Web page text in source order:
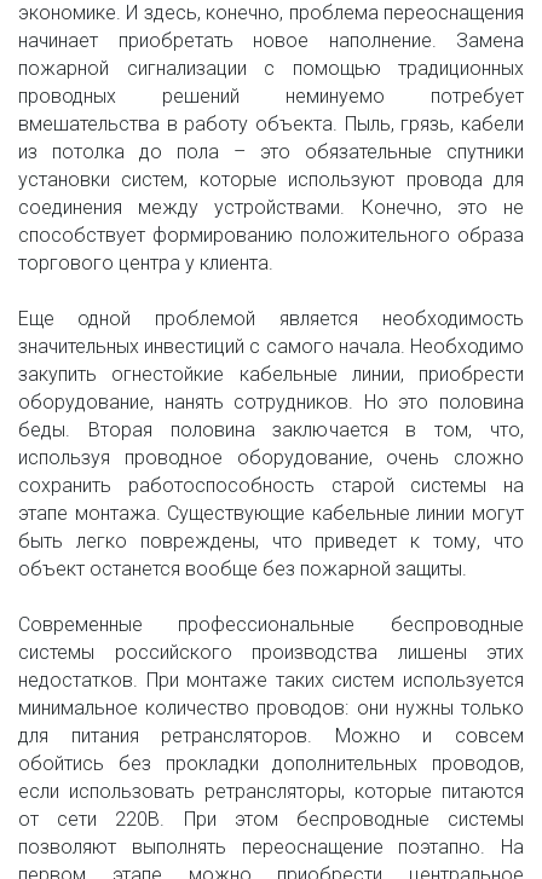
экономике. И здесь, конечно, проблема переоснащения
начинает приобретать новое наполнение. Замена
пожарной сигнализации с помощью традиционных
проводных решений неминуемо потребует
вмешательства в работу объекта. Пыль, грязь, кабели
из потолка до пола – это обязательные спутники
установки систем, которые используют провода для
соединения между устройствами. Конечно, это не
способствует формированию положительного образа
торгового центра у клиента.
Еще одной проблемой является необходимость
значительных инвестиций с самого начала. Необходимо
закупить огнестойкие кабельные линии, приобрести
оборудование, нанять сотрудников. Но это половина
беды. Вторая половина заключается в том, что,
используя проводное оборудование, очень сложно
сохранить работоспособность старой системы на
этапе монтажа. Существующие кабельные линии могут
быть легко повреждены, что приведет к тому, что
объект останется вообще без пожарной защиты.
Современные профессиональные беспроводные
системы российского производства лишены этих
недостатков. При монтаже таких систем используется
минимальное количество проводов: они нужны только
для питания ретрансляторов. Можно и совсем
обойтись без прокладки дополнительных проводов,
если использовать ретрансляторы, которые питаются
от сети 220В. При этом беспроводные системы
позволяют выполнять переоснащение поэтапно. На